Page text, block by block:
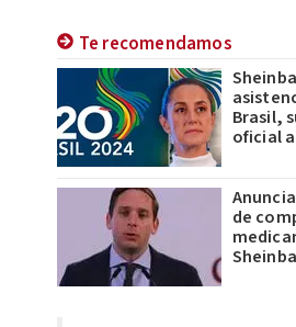
Te recomendamos
Brasil,
oficial
de